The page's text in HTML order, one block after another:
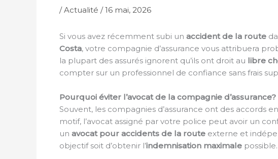
/Actualité /16 mai, 2026
Si vous avez récemment subi un accident de la route
Costa, votre compagnie d’assurance vous attribuera
la plupart des assurés ignorent qu’ils ont droit au libre
compter sur un professionnel de confiance sans frais
Pourquoi éviter l’avocat de la compagnie d’assurance?
Souvent, les compagnies d’assurance ont des accords
motif, l’avocat assigné par votre police peut avoir un
un avocat pour accidents de la route externe et
objectif soit d’obtenir l’indemnisation maximale possible.